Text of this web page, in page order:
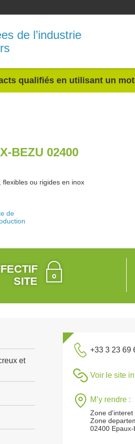
de l’industrie
qualifiés en utilisant un
BEZU 02400
ou rigides en inox
de
SITE
et
+33 3 23 69
Voir le site
M’y rendre :
Zone
Zone
02400